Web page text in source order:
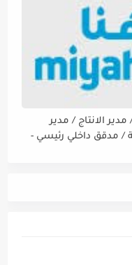
الانتاج / مدير
/ مدقق داخلي رئيسي -